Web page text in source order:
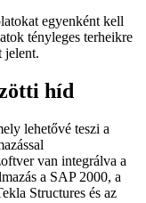
egyenként kell
tényleges terheikre
jelent.
híd
lehetővé teszi a
van integrálva a
a SAP 2000, a
Structures és az